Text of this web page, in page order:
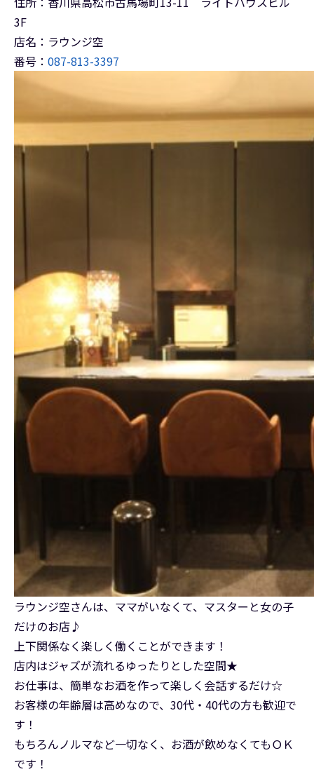
3F
店名：ラウンジ空
番号： 087-813-3397
ラウンジ空さんは、ママがいなくて、マスターと女の子
だけのお店♪
上下関係なく楽しく働くことができます！
店内はジャズが流れるゆったりとした空間★
お仕事は、簡単なお酒を作って楽しく会話するだけ☆
お客様の年齢層は高めなので、30代・40代の方も歓迎で
す！
もちろんノルマなど一切なく、お酒が飲めなくてもＯＫ
です！